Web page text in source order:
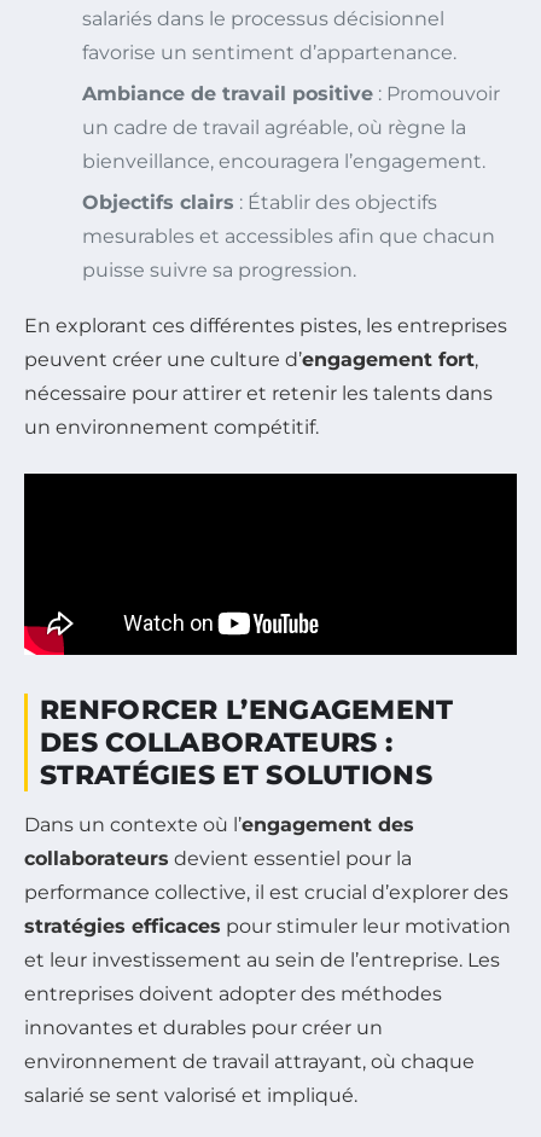
salariés dans le processus décisionnel
favorise un sentiment d’appartenance.
Ambiance de travail positive : Promouvoir
un cadre de travail agréable, où règne la
bienveillance, encouragera l’engagement.
Objectifs clairs : Établir des objectifs
mesurables et accessibles afin que chacun
puisse suivre sa progression.
En explorant ces différentes pistes, les entreprises
peuvent créer une culture d’engagement fort,
nécessaire pour attirer et retenir les talents dans
un environnement compétitif.
RENFORCER L’ENGAGEMENT
DES COLLABORATEURS :
STRATÉGIES ET SOLUTIONS
Dans un contexte où l’engagement des
collaborateurs devient essentiel pour la
performance collective, il est crucial d’explorer des
stratégies efficaces pour stimuler leur motivation
et leur investissement au sein de l’entreprise. Les
entreprises doivent adopter des méthodes
innovantes et durables pour créer un
environnement de travail attrayant, où chaque
salarié se sent valorisé et impliqué.